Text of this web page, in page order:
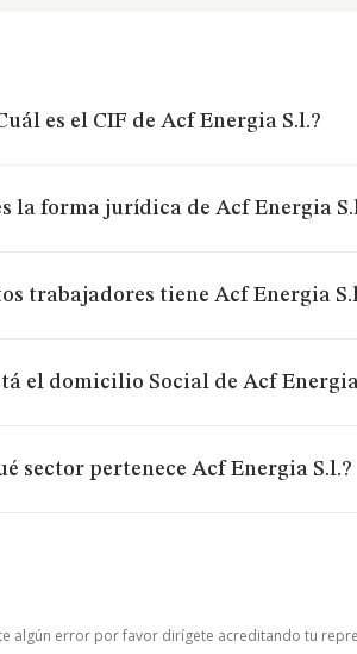
es el CIF de Acf Energia S.l.?
la forma jurídica de Acf Energia
trabajadores tiene Acf Energia
el domicilio Social de Acf
sector pertenece Acf Energia S.l.?
algún error por favor dirígete acreditando tu